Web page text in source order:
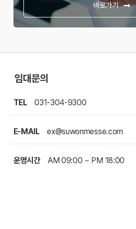
바로가기
임대문의
TEL 031-304-9300
E-MAIL ex@suwonmesse.com
운영시간 AM 09:00 ~ PM 18:00